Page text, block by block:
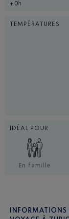
+0h
TEMPÉRATURES
IDÉAL POUR
En famille
INFORMATIONS